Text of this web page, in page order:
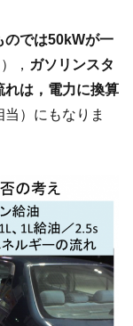
のでは50kWが一
， ガソリンスタ
れは，電力に換算
当）にもなりま